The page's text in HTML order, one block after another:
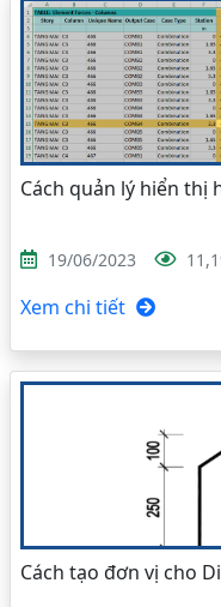
Cách quản lý hiển thị
19/06/2023
Xem chi tiết
Cách tạo đơn vị cho